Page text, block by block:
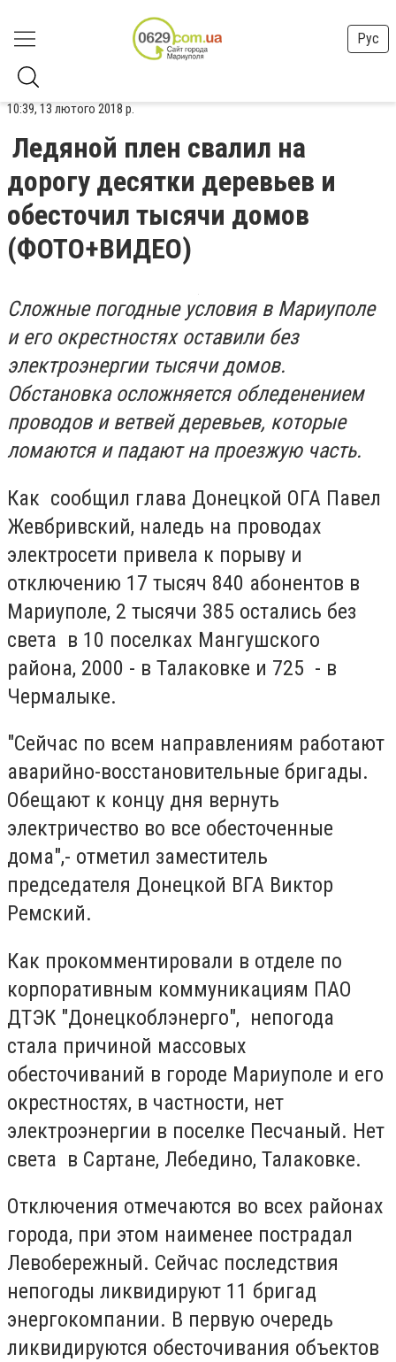
Рус
10:39, 13 лютого 2018 р.
Ледяной плен свалил на
дорогу десятки деревьев и
обесточил тысячи домов
(ФОТО+ВИДЕО)
Сложные погодные условия в Мариуполе
и его окрестностях оставили без
электроэнергии тысячи домов.
Обстановка осложняется обледенением
проводов и ветвей деревьев, которые
ломаются и падают на проезжую часть.
Как сообщил глава Донецкой ОГА Павел
Жевбривский, наледь на проводах
электросети привела к порыву и
отключению 17 тысяч 840 абонентов в
Мариуполе, 2 тысячи 385 остались без
света в 10 поселках Мангушского
района, 2000 - в Талаковке и 725 - в
Чермалыке.
"Сейчас по всем направлениям работают
аварийно-восстановительные бригады.
Обещают к концу дня вернуть
электричество во все обесточенные
дома",- отметил заместитель
председателя Донецкой ВГА Виктор
Ремский.
Как прокомментировали в отделе по
корпоративным коммуникациям ПАО
ДТЭК "Донецкоблэнерго", непогода
стала причиной массовых
обесточиваний в городе Мариуполе и его
окрестностях, в частности, нет
электроэнергии в поселке Песчаный. Нет
света в Сартане, Лебедино, Талаковке.
Отключения отмечаются во всех районах
города, при этом наименее пострадал
Левобережный. Сейчас последствия
непогоды ликвидируют 11 бригад
энергокомпании. В первую очередь
ликвидируются обесточивания объектов